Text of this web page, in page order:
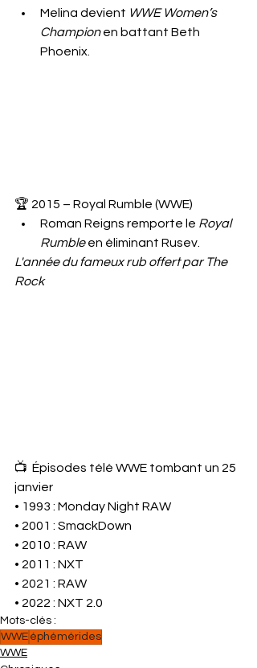
Melina devient WWE Women’s
Champion en battant Beth
Phoenix.
🏆 2015 – Royal Rumble (WWE)
Roman Reigns remporte le Royal
Rumble en éliminant Rusev.
L'année du fameux rub offert par The
Rock
📺  Épisodes télé WWE tombant un 25
janvier
• 1993 : Monday Night RAW
• 2001 : SmackDown
• 2010 : RAW
• 2011 : NXT
• 2021 : RAW
• 2022 : NXT 2.0
Mots-clés :
WWE éphémérides
WWE